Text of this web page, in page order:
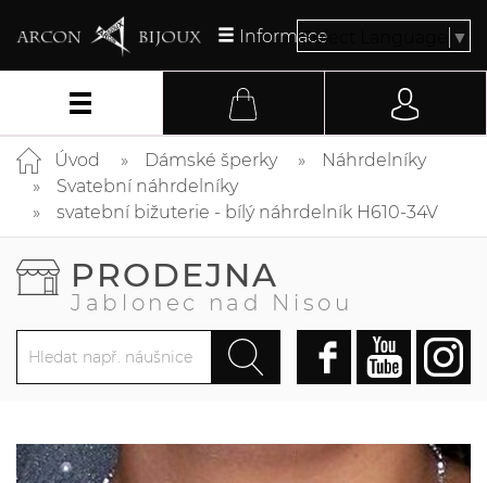
InformaceSelect Language ▼
Úvod Dámské šperky
Náhrdelníky
Svatební náhrdelníky
svatební bižuterie - bílý náhrdelník H610-34V
PRODEJNA
Jablonec nad Nisou